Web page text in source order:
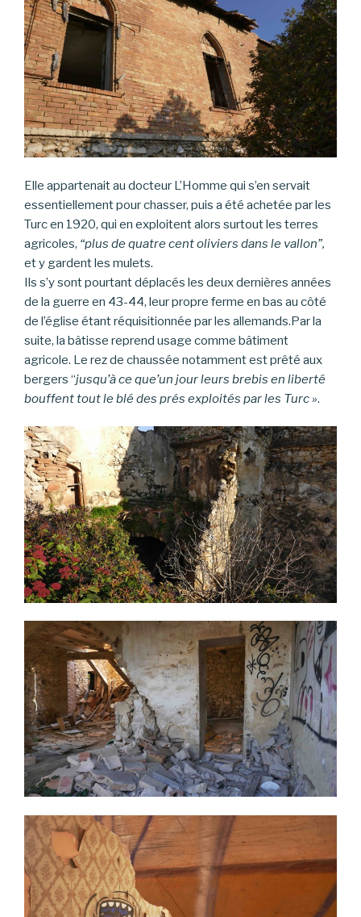
Elle appartenait au docteur L’Homme qui s’en servait
essentiellement pour chasser, puis a été achetée par les
Turc en 1920, qui en exploitent alors surtout les terres
agricoles, “plus de quatre cent oliviers dans le vallon”,
et y gardent les mulets.
Ils s’y sont pourtant déplacés les deux dernières années
de la guerre en 43-44, leur propre ferme en bas au côté
de l’église étant réquisitionnée par les allemands.Par la
suite, la bâtisse reprend usage comme bâtiment
agricole. Le rez de chaussée notamment est prêté aux
bergers “jusqu’à ce que’un jour leurs brebis en liberté
bouffent tout le blé des prés exploités par les Turc ».